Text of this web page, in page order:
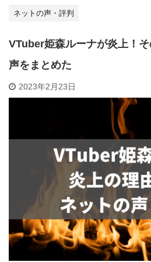
ネットの声・評判
VTuber姫森ルーナが炎上！
声をまとめた
2023年2月23日